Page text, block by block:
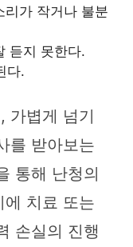
리가 작거나 불분
듣지 못한다.
다.
가볍게 넘기
를 받아보는
통해 난청의
에 치료 또는
손실의 진행